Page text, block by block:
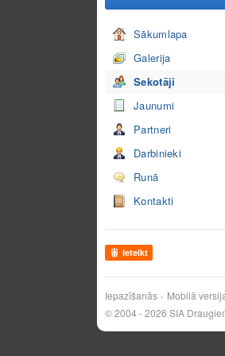
Sākumlapa
Galerija
Sekotāji
Jaunumi
Partneri
Darbinieki
Runā
Kontakti
Ieteikt
Iepazīšanās Mobilā
© 2004 - 2026 SIA